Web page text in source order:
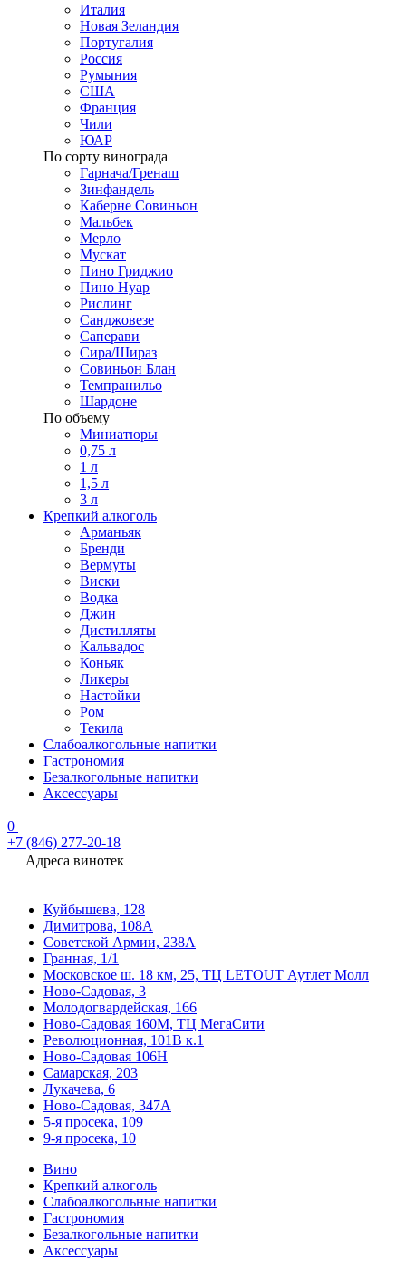
Италия
Новая Зеландия
Португалия
Россия
Румыния
США
Франция
Чили
ЮАР
По сорту винограда
Гарнача/Гренаш
Зинфандель
Каберне Совиньон
Мальбек
Мерло
Мускат
Пино Гриджио
Пино Нуар
Рислинг
Санджовезе
Саперави
Сира/Шираз
Совиньон Блан
Темпранильо
Шардоне
По объему
Миниатюры
0,75 л
1 л
1,5 л
3 л
Крепкий алкоголь
Арманьяк
Бренди
Вермуты
Виски
Водка
Джин
Дистилляты
Кальвадос
Коньяк
Ликеры
Настойки
Ром
Текила
Слабоалкогольные напитки
Гастрономия
Безалкогольные напитки
Аксессуары
0
+7 (846) 277-20-18
Адреса винотек
Куйбышева, 128
Димитрова, 108А
Советской Армии, 238А
Гранная, 1/1
Московское ш. 18 км, 25, ТЦ LETOUT Аутлет Молл
Ново-Садовая, 3
Молодогвардейская, 166
Ново-Садовая 160М, ТЦ МегаСити
Революционная, 101В к.1
Ново-Садовая 106Н
Самарская, 203
Лукачева, 6
Ново-Садовая, 347А
5-я просека, 109
9-я просека, 10
Вино
Крепкий алкоголь
Слабоалкогольные напитки
Гастрономия
Безалкогольные напитки
Аксессуары